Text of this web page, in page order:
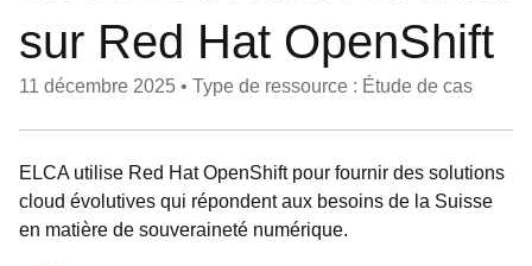
sur Red Hat OpenShift
11 décembre 2025 • Type de ressource : Étude de cas
ELCA utilise Red Hat OpenShift pour fournir des solutions
cloud évolutives qui répondent aux besoins de la Suisse
en matière de souveraineté numérique.